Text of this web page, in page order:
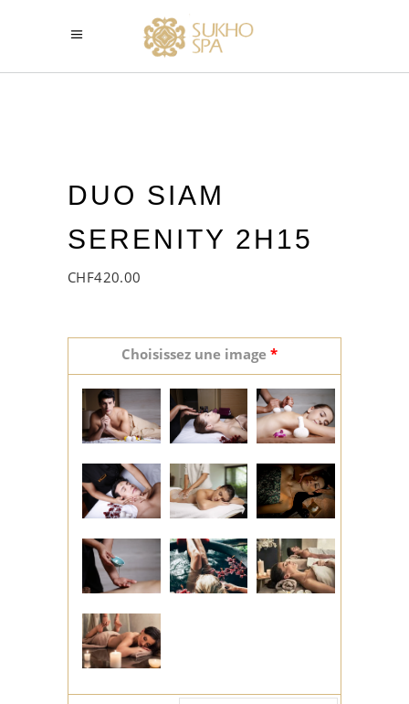
DUO SIAM
SERENITY 2H15
CHF420.00
Choisissez une image *